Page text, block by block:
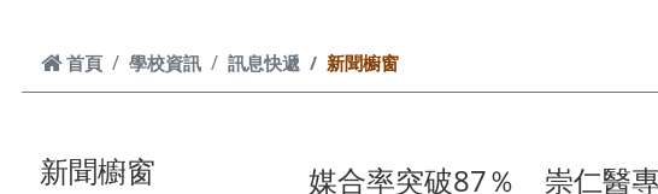
首頁
首頁 學校資訊 訊息快遞 新聞櫥窗
新聞櫥窗 媒合率突破87％ 崇仁醫